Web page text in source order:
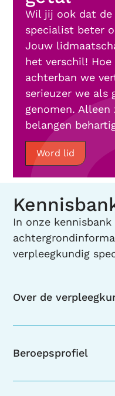
Wil jij ook dat de
specialist beter
Jouw
het verschil!
achterban we
serieuzer we als
genomen.
belangen
Word lid
In onze
verpleegkundig
Over de
Beroepsprofiel